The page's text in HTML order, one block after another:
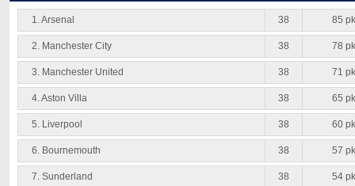
1. Arsenal 38 85
2. Manchester City 38 78
3. Manchester United 38 71
4. Aston Villa 38 65
5. Liverpool 38 60
6. Bournemouth 38 57
7. Sunderland 38 54